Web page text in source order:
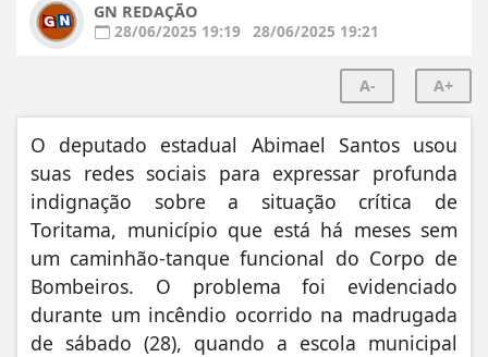
GN REDAÇÃO
28/06/2025 19:19 28/06/2025 19:21
A- A+
O deputado estadual Abimael Santos usou
suas redes sociais para expressar profunda
indignação sobre a situação crítica de
Toritama, município que está há meses sem
um caminhão-tanque funcional do Corpo de
Bombeiros. O problema foi evidenciado
durante um incêndio ocorrido na madrugada
de sábado (28), quando a escola municipal